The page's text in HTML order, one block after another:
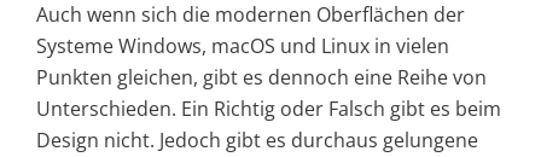
Auch wenn sich die modernen Oberflächen der
Systeme Windows, macOS und Linux in vielen
Punkten gleichen, gibt es dennoch eine Reihe von
Unterschieden. Ein Richtig oder Falsch gibt es beim
Design nicht. Jedoch gibt es durchaus gelungene